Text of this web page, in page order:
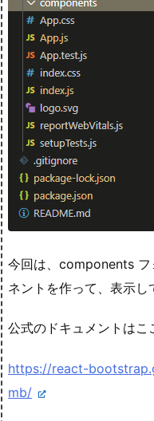
今回は、components
ネントを作って、表示し
公式のドキュメントはこ
https://react-
mb/